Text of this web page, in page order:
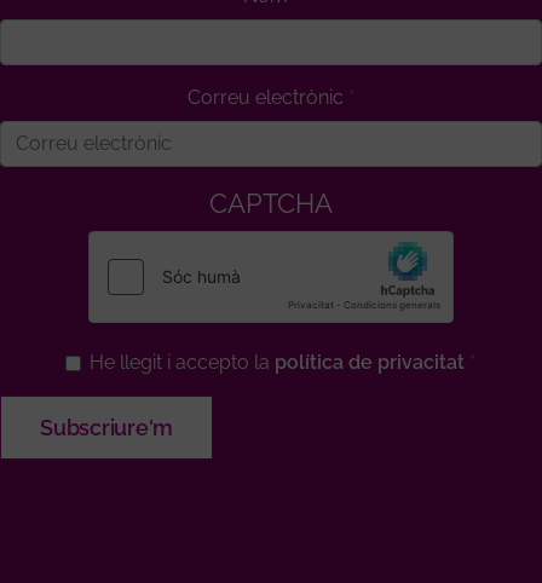
Correu electrònic
CAPTCHA
He llegit i accepto la política de privacitat